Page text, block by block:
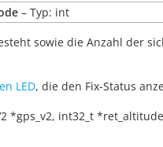
– Typ: int
sowie die Anzahl der
LED, die den Fix-Status
*gps_v2, int32_t *ret_altitude